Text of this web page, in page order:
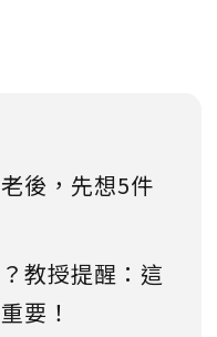
後，先想5件
教授提醒：這
要！